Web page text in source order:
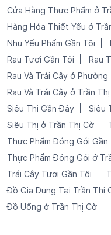
Cửa Hàng Thực Phẩm ở
Hàng Hóa Thiết Yếu ở
Nhu Yếu Phẩm Gần Tôi
Rau Tươi Gần Tôi
Rau
Rau Và Trái Cây ở Phường
Rau Và Trái Cây ở Trần
Siêu Thị Gần Đây
Siêu
Siêu Thị ở Trần Thị Cờ
Thực Phẩm Đóng Gói Gần
Thực Phẩm Đóng Gói ở
Trái Cây Tươi Gần Tôi
Đồ Gia Dụng Tại Trần Thị
Đồ Uống ở Trần Thị Cờ